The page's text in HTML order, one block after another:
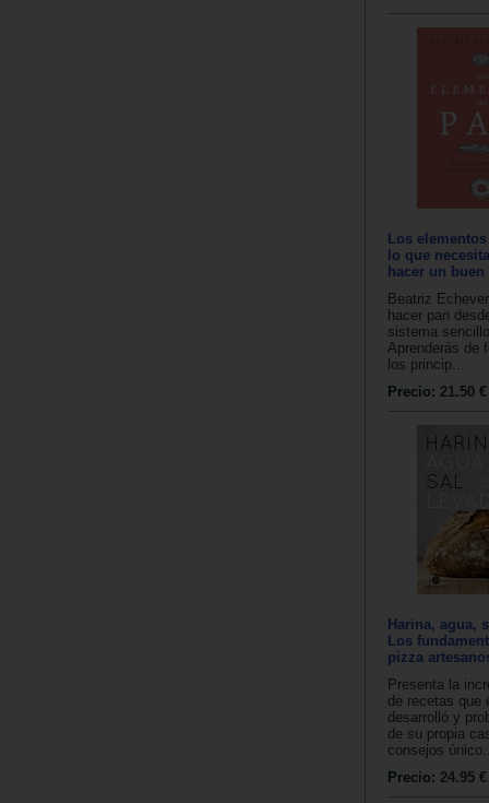
Los
lo que
hacer un buen
Beatriz
hacer pan
sistema
Aprenderás de
los princip...
Precio: 21.50 €
Harina, agua,
Los
pizza
Presenta la
de recetas que
desarrolló y
de su propia
consejos
Precio: 24.95 €